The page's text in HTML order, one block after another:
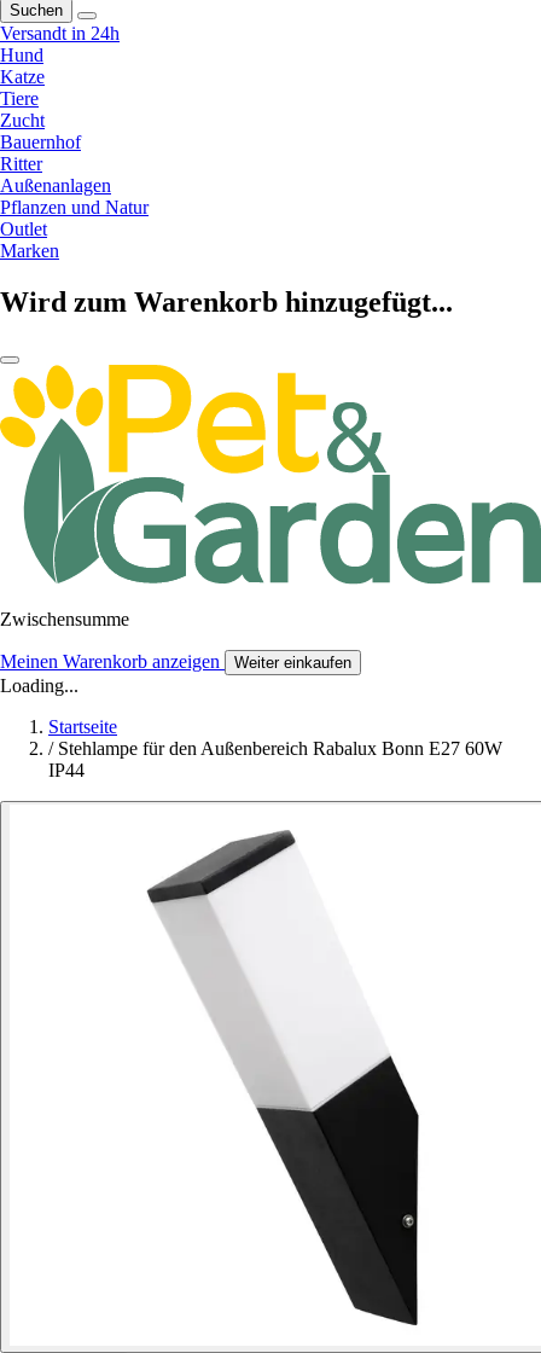
Suchen
Versandt in 24h
Hund
Katze
Tiere
Zucht
Bauernhof
Ritter
Außenanlagen
Pflanzen und Natur
Outlet
Marken
Wird zum Warenkorb hinzugefügt...
Zwischensumme
Meinen Warenkorb anzeigen Weiter einkaufen
Loading...
Startseite
/ Stehlampe für den Außenbereich Rabalux Bonn E27 60W
IP44